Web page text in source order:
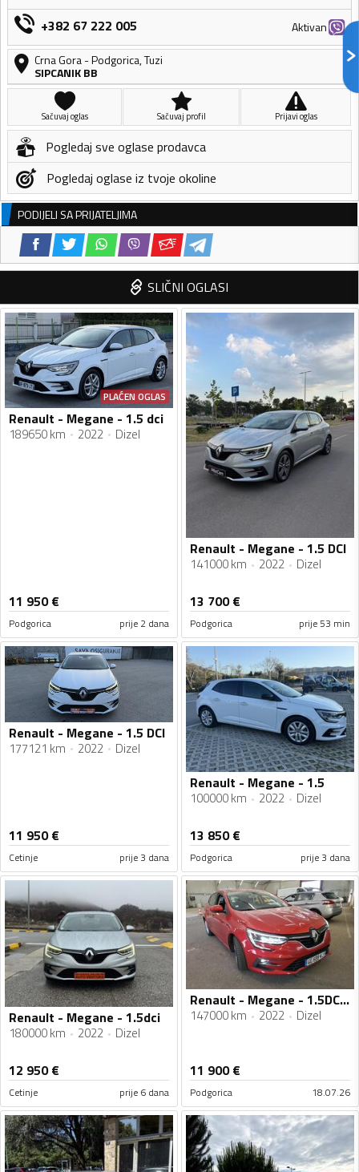
+382 67 222 005
Aktivan
Crna Gora-Podgorica,Tuzi
SIPCANIK BB
Sačuvaj oglas Sačuvaj profil Prijavi oglas
Pogledaj sve oglase prodavca
Pogledaj oglase iz tvoje okoline
PODIJELI SA PRIJATELJIMA
SLIČNI OGLASI
PLAĆEN OGLAS
Renault - Megane - 1.5 dci
189650 km 2022 Dizel
11 950€
Podgorica prije 2 dana
Renault - Megane - 1.5 DCI
141000 km 2022 Dizel
13 700€
Podgorica prije 53 min
Renault - Megane - 1.5 DCI
177121 km 2022 Dizel
11 950€
Cetinje prije 3 dana
Renault - Megane - 1.5
100000 km 2022 Dizel
13 850€
Podgorica prije 3 dana
Renault - Megane - 1.5dci
180000 km 2022 Dizel
12 950€
Cetinje prije 6 dana
Renault - Megane - 1.5DCI-06/2022
147000 km 2022 Dizel
11 900€
Podgorica 18.07.26